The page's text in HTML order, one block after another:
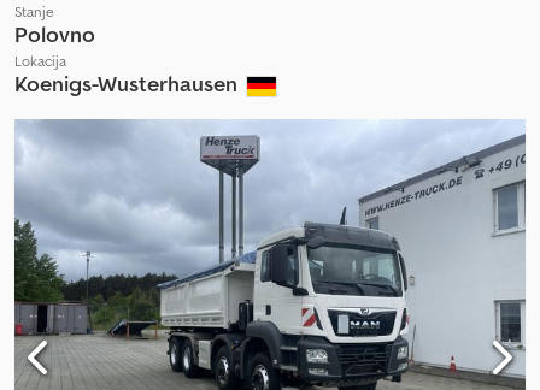
Stanje
Polovno
Lokacija
Koenigs-Wusterhausen